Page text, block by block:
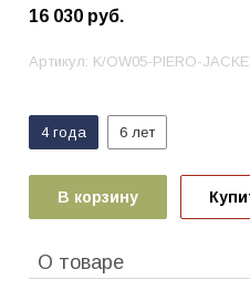
16 030 руб.
Артикул: K/OW05-PIERO-
4 года 6 лет
В корзину
О товаре